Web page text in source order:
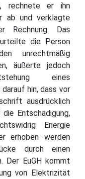
rechnete er ihn
ab und verklagte
Rechnung. Das
die Person
unrechtmäßig
äußerte jedoch
eines
hin, dass vor
ausdrücklich
Entschädigung,
Energie
erhoben werden
durch einen
Der EuGH kommt
von Elektrizität